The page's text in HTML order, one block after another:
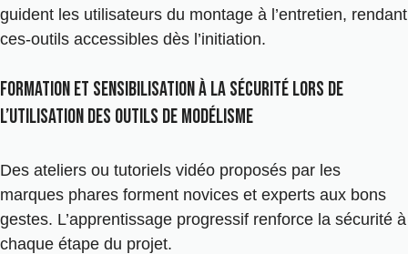
guident les utilisateurs du montage à l’entretien, rendant
ces-outils accessibles dès l’initiation.
Formation et sensibilisation à la sécurité lors de
l’utilisation des outils de modélisme
Des ateliers ou tutoriels vidéo proposés par les
marques phares forment novices et experts aux bons
gestes. L’apprentissage progressif renforce la sécurité à
chaque étape du projet.